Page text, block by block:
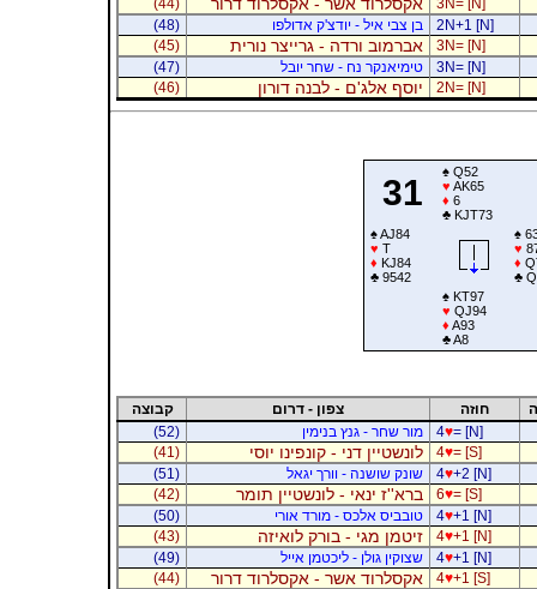
2N+1 [N]
בן צבי איל - יודצ'ק אדולפו
(48)
3N= [N]
אברמוב ורדה - גרייצר נורית
(45)
3N= [N]
טימיאנקר נח - שחר יובל
(47)
2N= [N]
יוסף אלג'ם - לבנה דורון (46)
31
♠Q52
♥ AK65
♦ 6
♣KJT73
♠AJ84
♥ T
♦ KJ84
♣9542
♠
♥
♦
♣
♠KT97
♥ QJ94
♦ A93
♣A8
חוזה צפון - דרום
קבוצה
4♥= [N] מור שחר - גנץ בנימין
(52)
4♥= [S] לונשטיין דני - קונפינו יוסי
(41)
4♥+2 [N] שונק שושנה - וורך יגאל
(51)
6♥= [S] ברא''ז ינאי - לונשטיין תומר
(42)
4♥+1 [N] טובביס אלכס - מורד אורי
(50)
4♥+1 [N] זיטמן מגי - בורק לואיזה
(43)
4♥+1 [N] שצוקין גולן - ליכטמן אייל
(49)
4♥+1 [S] אקסלרוד אשר - אקסלרוד דרור
(44)